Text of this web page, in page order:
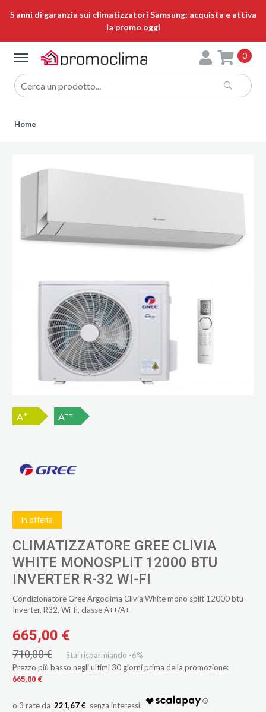
5 anni di garanzia sui climatizzatori Samsung: acquista e attiva
la promo oggi
0
Home
A+ A++
In offerta
CLIMATIZZATORE GREE CLIVIA
WHITE MONOSPLIT 12000 BTU
INVERTER R-32 WI-FI
Condizionatore Gree Argoclima Clivia White mono split 12000 btu
Inverter, R32, Wi-fi, classe A++/A+
665,00 €
710,00 €
Stai risparmiando -6%
Prezzo più basso negli ultimi 30 giorni prima della promozione:
665,00 €
221,67 €